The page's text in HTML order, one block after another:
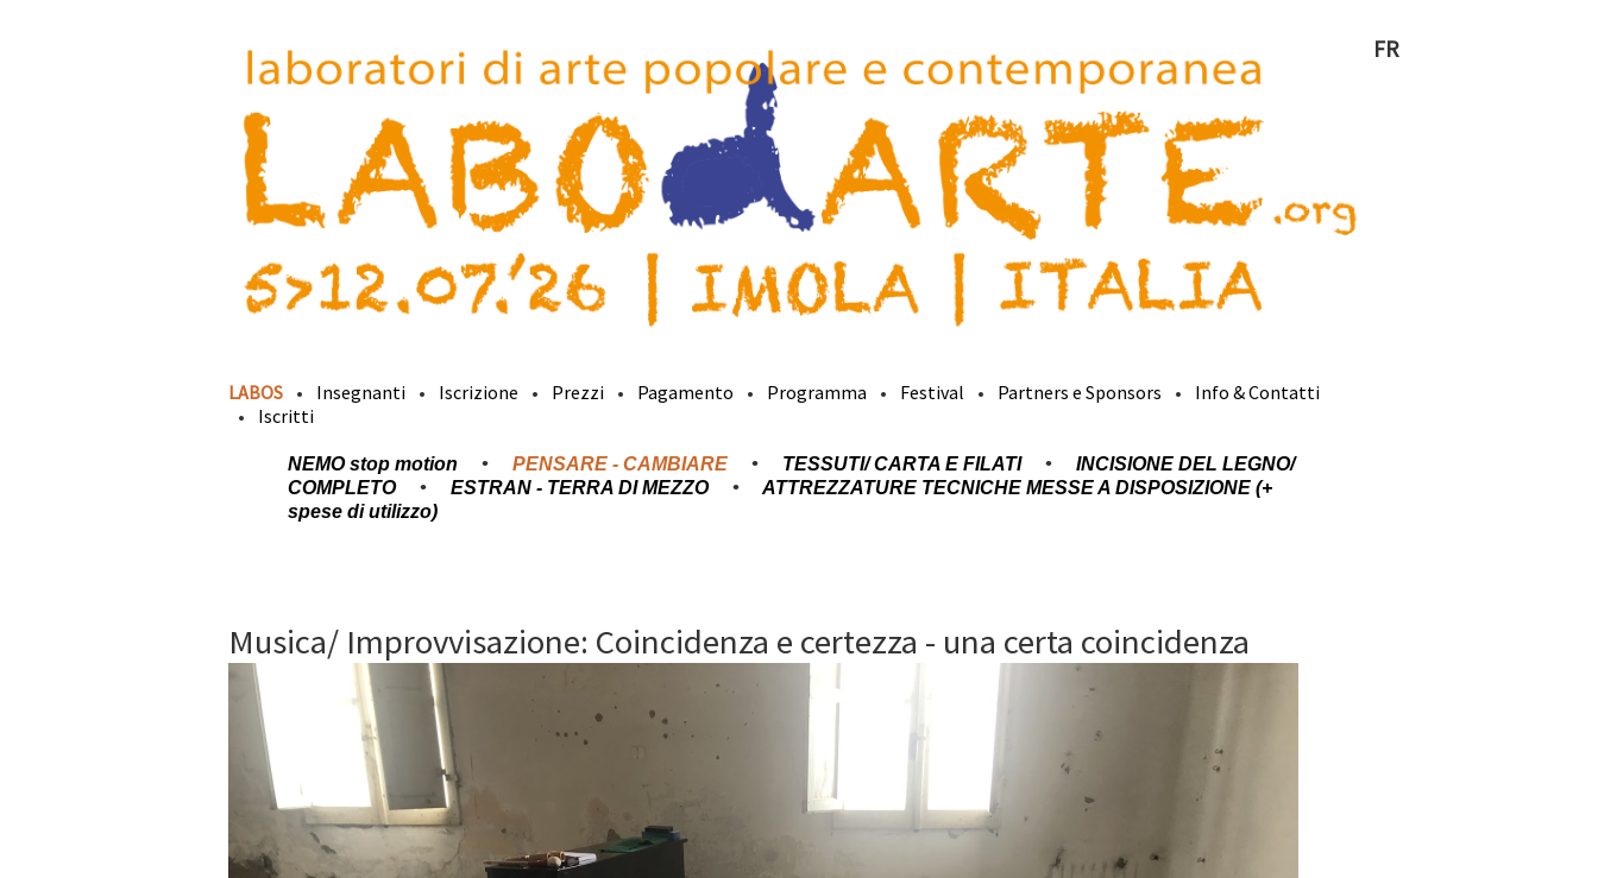
FR
LABOS Insegnanti Iscrizione Prezzi Pagamento Programma Festival Partners e Sponsors
Info & Contatti
Iscritti
NEMO stop motion PENSARE - CAMBIARE TESSUTI/ CARTA E FILATI
INCISIONE DEL LEGNO/
COMPLETO
ESTRAN - TERRA DI MEZZO
ATTREZZATURE TECNICHE MESSE A DISPOSIZIONE (+
spese di utilizzo)
Musica/ Improvvisazione: Coincidenza e certezza - una certa coincidenza